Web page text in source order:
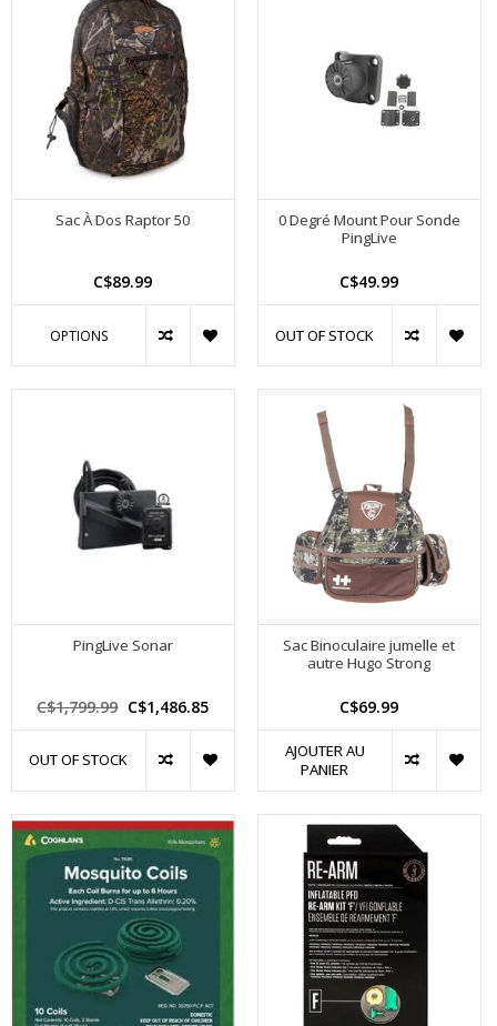
Sac À Dos Raptor 50
C$89.99
OPTIONS
0 Degré Mount Pour Sonde
PingLive
C$49.99
OUT OF STOCK
PingLive Sonar
C$1,799.99 C$1,486.85
OUT OF STOCK
Sac Binoculaire jumelle et
autre Hugo Strong
C$69.99
AJOUTER AU
PANIER